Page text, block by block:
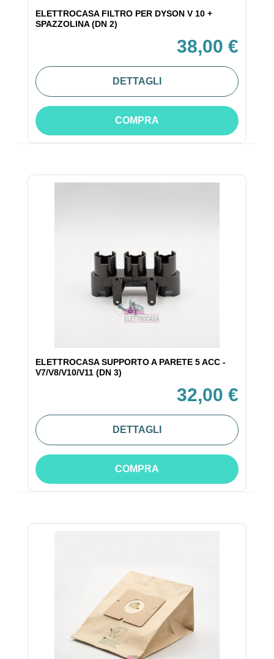
ELETTROCASA FILTRO PER DYSON V 10 +
SPAZZOLINA (DN 2)
38,00 €
DETTAGLI
COMPRA
ELETTROCASA SUPPORTO A PARETE 5 ACC -
V7/V8/V10/V11 (DN 3)
32,00 €
DETTAGLI
COMPRA